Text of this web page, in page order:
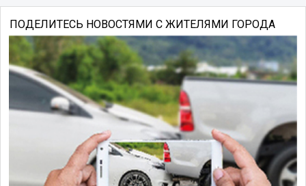
ПОДЕЛИТЕСЬ НОВОСТЯМИ С ЖИТЕЛЯМИ ГОРОДА